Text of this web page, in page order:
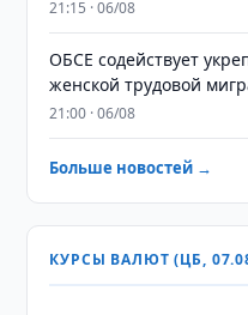
21:15 · 06/08
ОБСЕ содействует
женской трудовой
21:00 · 06/08
Больше новостей →
КУРСЫ ВАЛЮТ (ЦБ,